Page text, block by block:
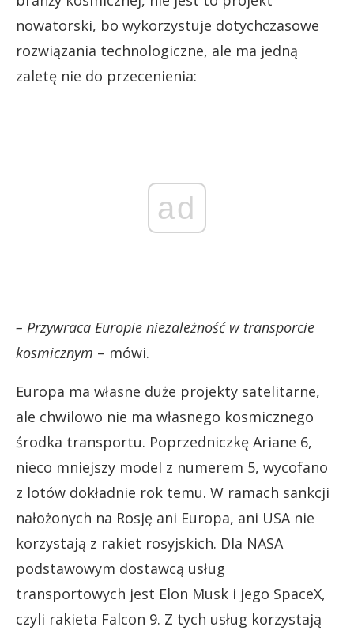
nowatorski, bo wykorzystuje dotychczasowe
rozwiązania technologiczne, ale ma jedną
zaletę nie do przecenienia:
ad
– Przywraca Europie niezależność w transporcie
kosmicznym – mówi.
Europa ma własne duże projekty satelitarne,
ale chwilowo nie ma własnego kosmicznego
środka transportu. Poprzedniczkę Ariane 6,
nieco mniejszy model z numerem 5, wycofano
z lotów dokładnie rok temu. W ramach sankcji
nałożonych na Rosję ani Europa, ani USA nie
korzystają z rakiet rosyjskich. Dla NASA
podstawowym dostawcą usług
transportowych jest Elon Musk i jego SpaceX,
czyli rakieta Falcon 9. Z tych usług korzystają